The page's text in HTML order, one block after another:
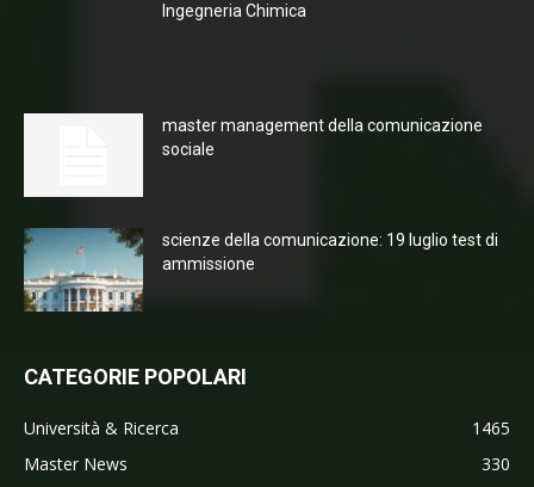
Ingegneria Chimica
master management della comunicazione
sociale
scienze della comunicazione: 19 luglio test di
ammissione
CATEGORIE POPOLARI
Università & Ricerca
1465
Master News
330